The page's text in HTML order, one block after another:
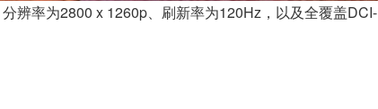
辨率为2800 x 1260p、刷新率为120Hz，以及全覆盖DCI-